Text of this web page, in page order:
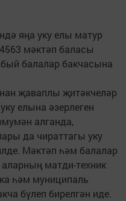
яңа уку елы матур
мәктәп баласы
балалар бакчасына
җаваплы җитәкчеләр
елына әзерлеген
алганда,
да чираттагы уку
Мәктәп һәм балалар
матди-техник
һәм муниципаль
бүлеп бирелгән иде.